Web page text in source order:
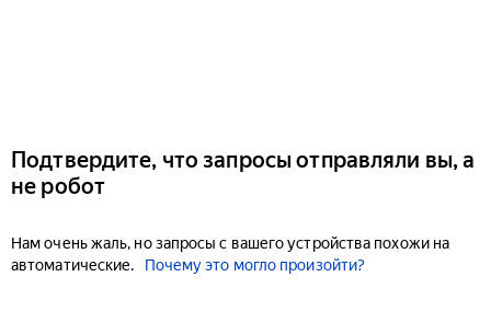
Подтвердите, что запросы отправляли вы, а
не робот
Нам очень жаль, но запросы с вашего устройства похожи на
автоматические.
Почему это могло произойти?